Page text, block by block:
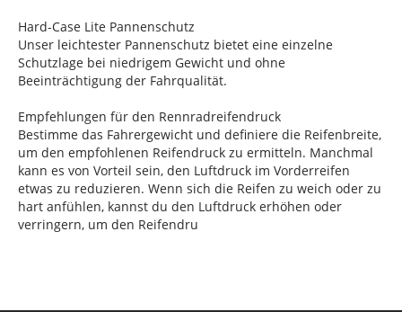
Hard-Case Lite Pannenschutz
Unser leichtester Pannenschutz bietet eine einzelne
Schutzlage bei niedrigem Gewicht und ohne
Beeinträchtigung der Fahrqualität.
Empfehlungen für den Rennradreifendruck
Bestimme das Fahrergewicht und definiere die Reifenbreite,
um den empfohlenen Reifendruck zu ermitteln. Manchmal
kann es von Vorteil sein, den Luftdruck im Vorderreifen
etwas zu reduzieren. Wenn sich die Reifen zu weich oder zu
hart anfühlen, kannst du den Luftdruck erhöhen oder
verringern, um den Reifendru